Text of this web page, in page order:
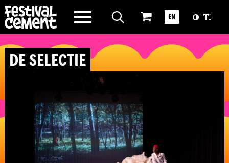
WAT WE DOEN
OVER CEMENT
EN
DE SELECTIE